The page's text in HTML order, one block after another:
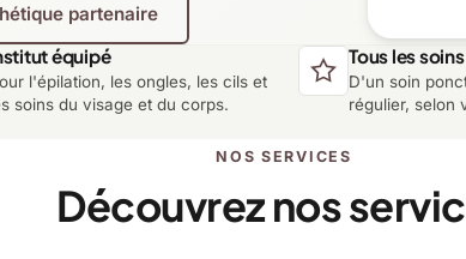
Laurentides
Montérégie
partenaire
équipé
l'épilation, les ongles, les cils et
soins du visage et du corps.
Tous les soins
D'un soin
régulier, selon
NOS SERVICES
Découvrez nos